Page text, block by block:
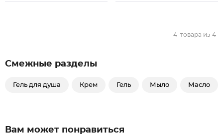
4 товара из 4
Смежные разделы
Гель для душа Крем Гель Мыло Масло
Вам может понравиться